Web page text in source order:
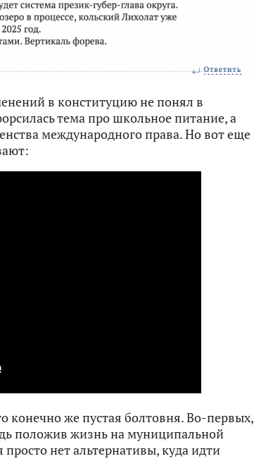
в конституцию не понял в
тема про школьное питание, а
международного права. Но вот еще
конечно же пустая болтовня. Во-первых,
положив жизнь на муниципальной
нет альтернативы, куда идти